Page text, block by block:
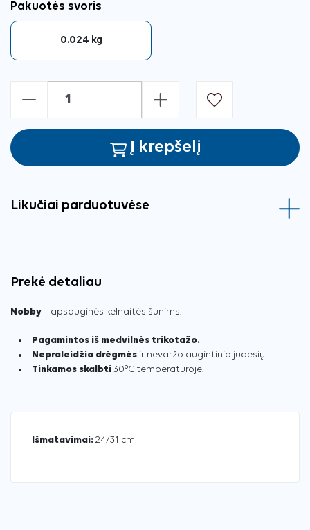
Pakuotės svoris
0.024 kg
- +
Į krepšelį
Likučiai parduotuvėse
Prekė detaliau
Nobby – apsauginės kelnaitės šunims.
Pagamintos iš medvilnės trikotažo.
Nepraleidžia drėgmės ir nevaržo augintinio judesių.
Tinkamos skalbti 30°C temperatūroje.
Išmatavimai: 24/31 cm